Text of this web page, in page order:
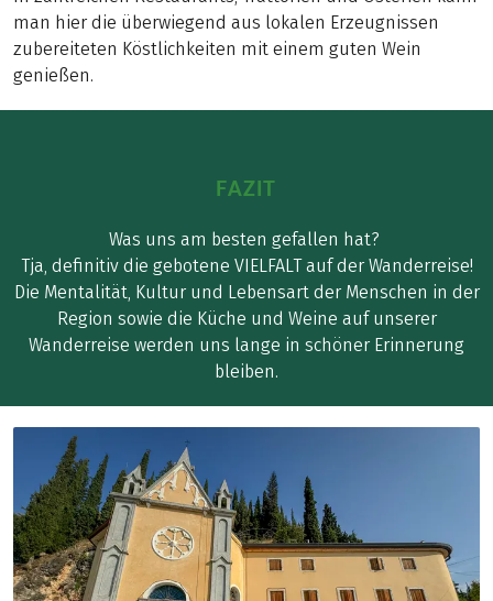
man hier die überwiegend aus lokalen Erzeugnissen
zubereiteten Köstlichkeiten mit einem guten Wein
genießen.
FAZIT
Was uns am besten gefallen hat?
Tja, definitiv die gebotene VIELFALT auf der Wanderreise!
Die Mentalität, Kultur und Lebensart der Menschen in der
Region sowie die Küche und Weine auf unserer
Wanderreise werden uns lange in schöner Erinnerung
bleiben.